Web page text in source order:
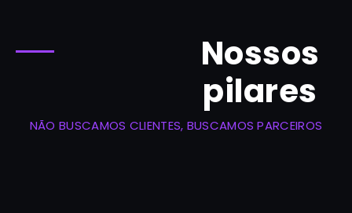
Nossos
pilares
NÃO BUSCAMOS CLIENTES, BUSCAMOS PARCEIROS